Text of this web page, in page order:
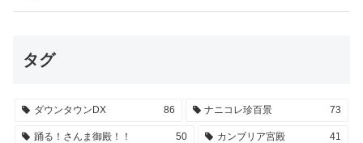
タグ
ダウンタウンDX 86 ナニコレ珍百景 73
踊る！さんま御殿！！ 50 カンブリア宮殿 41